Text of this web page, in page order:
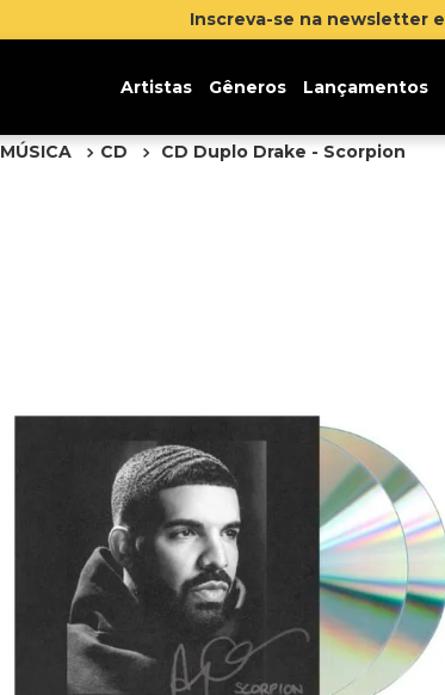
Artistas Gêneros Lançamentos
MÚSICA CD CD Duplo Drake - Scorpion